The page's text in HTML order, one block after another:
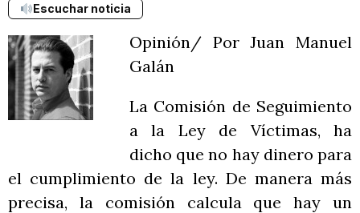
Escuchar noticia
Opinión/ Por Juan Manuel
Galán
La Comisión de Seguimiento
a la Ley de Víctimas, ha
dicho que no hay dinero para
el cumplimiento de la ley. De manera más
precisa, la comisión calcula que hay un